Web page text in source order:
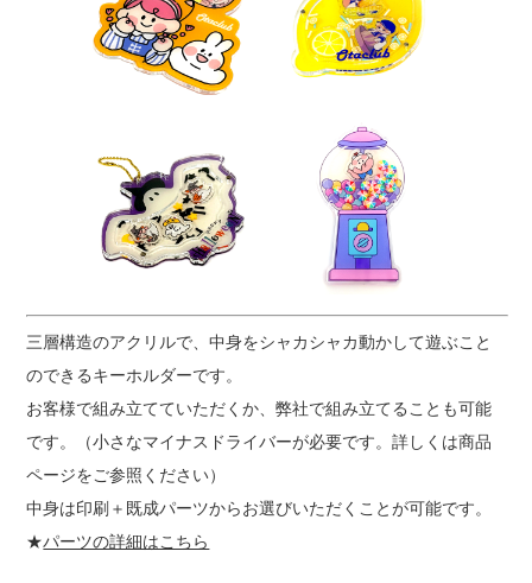
三層構造のアクリルで、中身をシャカシャカ動かして遊ぶこと
のできるキーホルダーです。
お客様で組み立てていただくか、弊社で組み立てることも可能
です。（小さなマイナスドライバーが必要です。詳しくは商品
ページをご参照ください）
中身は印刷＋既成パーツからお選びいただくことが可能です。
★パーツの詳細はこちら